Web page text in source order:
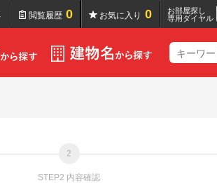
閲覧履歴 0 お気に入り 0
お部屋探し
専用ダイヤル
STEP2 内容確認